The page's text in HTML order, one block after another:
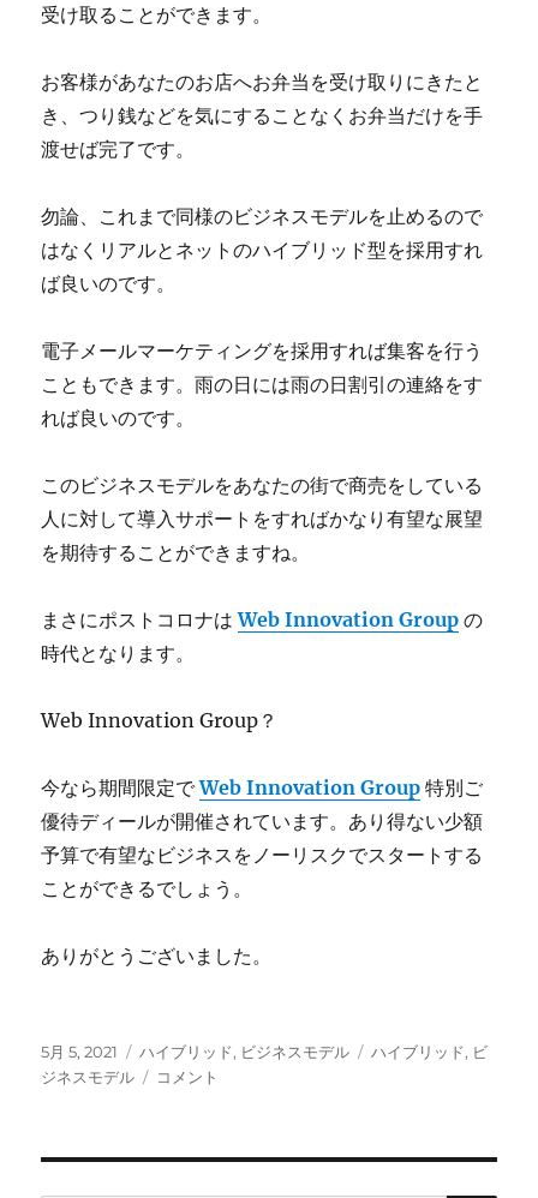
受け取ることができます。
お客様があなたのお店へお弁当を受け取りにきたと
き、つり銭などを気にすることなくお弁当だけを手
渡せば完了です。
勿論、これまで同様のビジネスモデルを止めるので
はなくリアルとネットのハイブリッド型を採用すれ
ば良いのです。
電子メールマーケティングを採用すれば集客を行う
こともできます。雨の日には雨の日割引の連絡をす
れば良いのです。
このビジネスモデルをあなたの街で商売をしている
人に対して導入サポートをすればかなり有望な展望
を期待することができますね。
まさにポストコロナはWeb Innovation Group の
時代となります。
Web Innovation Group？
今なら期間限定でWeb Innovation Group 特別ご
優待ディールが開催されています。あり得ない少額
予算で有望なビジネスをノーリスクでスタートする
ことができるでしょう。
ありがとうございました。
投
稿
5月 5, 2021
カ
テ
ハイブリッド, ビジネスモデル
タ
ハイブリッド, ビ
ジネスモデル
ポ
コメント